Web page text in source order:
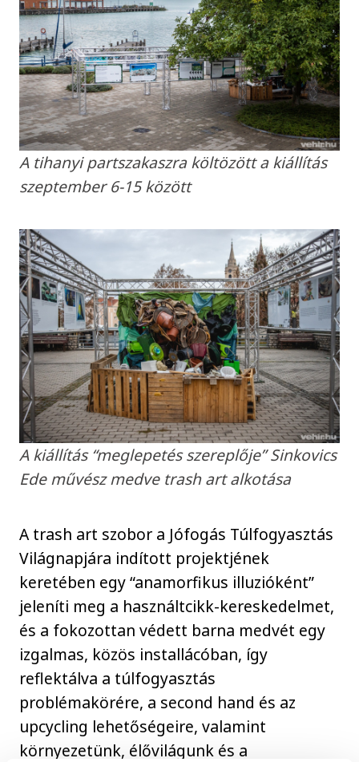
A tihanyi partszakaszra költözött a kiállítás
szeptember 6-15 között
A kiállítás “meglepetés szereplője” Sinkovics
Ede művész medve trash art alkotása
A trash art szobor a Jófogás Túlfogyasztás
Világnapjára indított projektjének
keretében egy “anamorfikus illuzióként”
jeleníti meg a használtcikk-kereskedelmet,
és a fokozottan védett barna medvét egy
izgalmas, közös installácóban, így
reflektálva a túlfogyasztás
problémakörére, a second hand és az
upcycling lehetőségeire, valamint
környezetünk, élővilágunk és a